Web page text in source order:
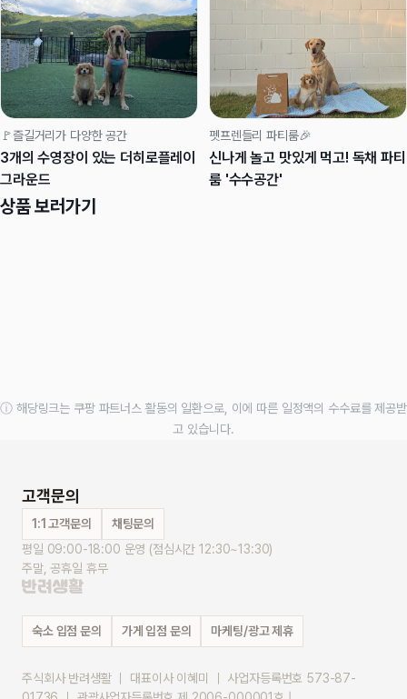
🚩즐길거리가 다양한 공간
3개의 수영장이 있는 더히로플레이
그라운드
펫프렌들리 파티룸🎉
신나게 놀고 맛있게 먹고! 독채 파티
룸 '수수공간'
상품 보러가기
ⓘ 해당링크는 쿠팡 파트너스 활동의 일환으로, 이에 따른 일정액의 수수료를 제공받
고 있습니다.
고객문의
1:1 고객문의
채팅문의
평일 09:00-18:00 운영 (점심시간 12:30~13:30)
주말, 공휴일 휴무
숙소 입점 문의 가게 입점 문의 마케팅/광고 제휴
주식회사 반려생활 ｜ 대표이사 이혜미 ｜ 사업자등록번호 573-87-